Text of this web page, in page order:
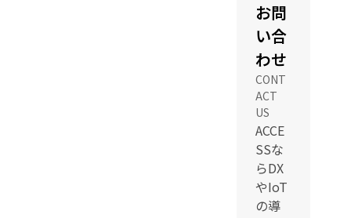
お問
い合
わせ
CONT
ACT
US
ACCE
SSな
らDX
やIoT
の導